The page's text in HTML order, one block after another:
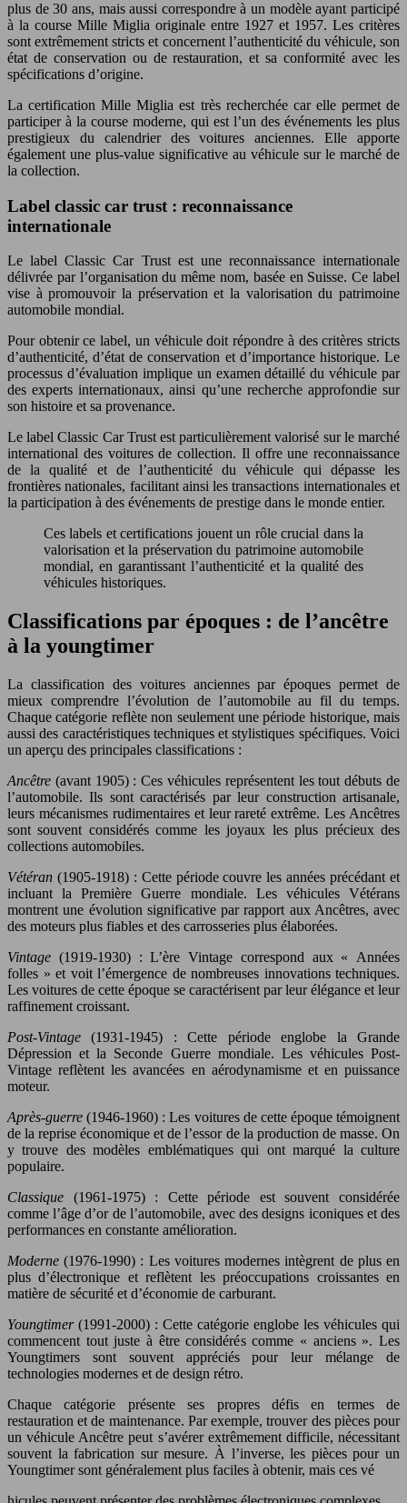
plus de 30 ans, mais aussi correspondre à un modèle ayant participé
à la course Mille Miglia originale entre 1927 et 1957. Les critères
sont extrêmement stricts et concernent l’authenticité du véhicule, son
état de conservation ou de restauration, et sa conformité avec les
spécifications d’origine.
La certification Mille Miglia est très recherchée car elle permet de
participer à la course moderne, qui est l’un des événements les plus
prestigieux du calendrier des voitures anciennes. Elle apporte
également une plus-value significative au véhicule sur le marché de
la collection.
Label classic car trust : reconnaissance
internationale
Le label Classic Car Trust est une reconnaissance internationale
délivrée par l’organisation du même nom, basée en Suisse. Ce label
vise à promouvoir la préservation et la valorisation du patrimoine
automobile mondial.
Pour obtenir ce label, un véhicule doit répondre à des critères stricts
d’authenticité, d’état de conservation et d’importance historique. Le
processus d’évaluation implique un examen détaillé du véhicule par
des experts internationaux, ainsi qu’une recherche approfondie sur
son histoire et sa provenance.
Le label Classic Car Trust est particulièrement valorisé sur le marché
international des voitures de collection. Il offre une reconnaissance
de la qualité et de l’authenticité du véhicule qui dépasse les
frontières nationales, facilitant ainsi les transactions internationales et
la participation à des événements de prestige dans le monde entier.
Ces labels et certifications jouent un rôle crucial dans la
valorisation et la préservation du patrimoine automobile
mondial, en garantissant l’authenticité et la qualité des
véhicules historiques.
Classifications par époques : de l’ancêtre
à la youngtimer
La classification des voitures anciennes par époques permet de
mieux comprendre l’évolution de l’automobile au fil du temps.
Chaque catégorie reflète non seulement une période historique, mais
aussi des caractéristiques techniques et stylistiques spécifiques. Voici
un aperçu des principales classifications :
Ancêtre (avant 1905) : Ces véhicules représentent les tout débuts de
l’automobile. Ils sont caractérisés par leur construction artisanale,
leurs mécanismes rudimentaires et leur rareté extrême. Les Ancêtres
sont souvent considérés comme les joyaux les plus précieux des
collections automobiles.
Vétéran (1905-1918) : Cette période couvre les années précédant et
incluant la Première Guerre mondiale. Les véhicules Vétérans
montrent une évolution significative par rapport aux Ancêtres, avec
des moteurs plus fiables et des carrosseries plus élaborées.
Vintage (1919-1930) : L’ère Vintage correspond aux « Années
folles » et voit l’émergence de nombreuses innovations techniques.
Les voitures de cette époque se caractérisent par leur élégance et leur
raffinement croissant.
Post-Vintage(1931-1945) : Cette période englobe la Grande
Dépression et la Seconde Guerre mondiale. Les véhicules Post-
Vintage reflètent les avancées en aérodynamisme et en puissance
moteur.
Après-guerre(1946-1960) : Les voitures de cette époque témoignent
de la reprise économique et de l’essor de la production de masse. On
y trouve des modèles emblématiques qui ont marqué la culture
populaire.
Classique (1961-1975) : Cette période est souvent considérée
comme l’âge d’or de l’automobile, avec des designs iconiques et des
performances en constante amélioration.
Moderne(1976-1990) : Les voitures modernes intègrent de plus en
plus d’électronique et reflètent les préoccupations croissantes en
matière de sécurité et d’économie de carburant.
Youngtimer (1991-2000) : Cette catégorie englobe les véhicules qui
commencent tout juste à être considérés comme « anciens ». Les
Youngtimers sont souvent appréciés pour leur mélange de
technologies modernes et de design rétro.
Chaque catégorie présente ses propres défis en termes de
restauration et de maintenance. Par exemple, trouver des pièces pour
un véhicule Ancêtre peut s’avérer extrêmement difficile, nécessitant
souvent la fabrication sur mesure. À l’inverse, les pièces pour un
Youngtimer sont généralement plus faciles à obtenir, mais ces vé